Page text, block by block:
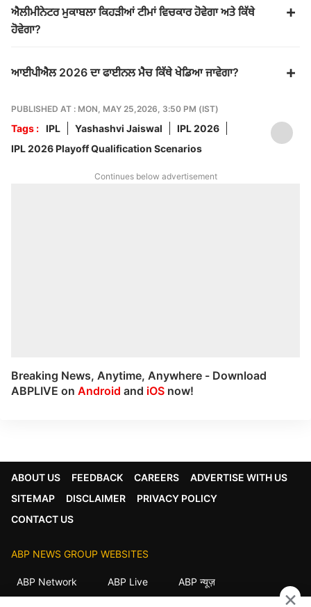
ਐਲੀਮੀਨੇਟਰ ਮੁਕਾਬਲਾ ਕਿਹੜੀਆਂ ਟੀਮਾਂ ਵਿਚਕਾਰ ਹੋਵੇਗਾ ਅਤੇ ਕਿੱਥੇ
ਹੋਵੇਗਾ?
ਆਈਪੀਐਲ 2026 ਦਾ ਫਾਈਨਲ ਮੈਚ ਕਿੱਥੇ ਖੇਡਿਆ ਜਾਵੇਗਾ?
PUBLISHED AT : MON, MAY 25,2026, 3:50 PM (IST)
Tags : IPL Yashashvi Jaiswal
IPL 2026
IPL 2026 Playoff Qualification Scenarios
Continues below advertisement
Breaking News, Anytime, Anywhere - Download
ABPLIVE on Android and iOS now!
ABOUT US FEEDBACK CAREERS
ADVERTISE WITH US
SITEMAP
DISCLAIMER
PRIVACY POLICY
CONTACT US
ABP NEWS GROUP WEBSITES
ABP Network ABP Live
ABP न्यूज़
×